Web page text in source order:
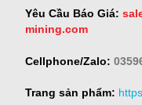
Yêu Cầu Báo Giá:
mining.com
Cellphone/Zalo:
Trang sản phẩm: